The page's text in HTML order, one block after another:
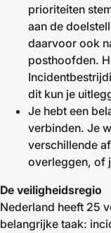
prioriteiten
aan de
daarvoor ook
posthoofden.
dit kun je
Je hebt een
verbinden. Je
verschillende
overleggen, of
De veiligheidsregio
Nederland heeft 25
belangrijke taak: